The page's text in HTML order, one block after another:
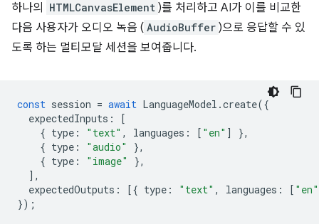
하나의
HTMLCanvasElement )를 처리하고 AI가 이를 비교한
다음 사용자가 오디오 녹음 ( AudioBuffer )으로 응답할 수 있
도록 하는 멀티모달 세션을 보여줍니다.
const session = await LanguageModel .create({
expectedInputs :
[
{ type : "text" , languages : [ "en" ]
},
{ type : "audio"
},
{ type : "image"
},
],
expectedOutputs : [{ type : "text" , languages : [ "en"
});